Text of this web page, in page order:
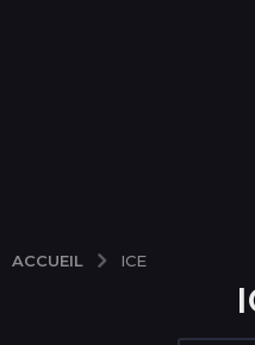
ACCUEIL ICE